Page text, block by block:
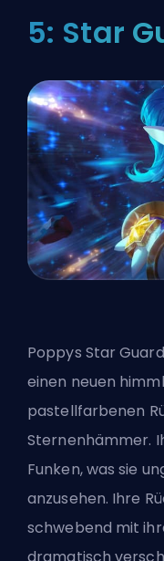
5: Star
Poppys Star
einen neuen
pastellfarbenen
Sternenhämmer.
Funken, was sie
anzusehen. Ihre
schwebend mit